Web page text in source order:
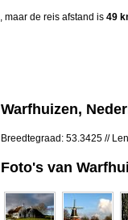
, maar de reis afstand is 49
Warfhuizen,
Breedtegraad: 53.3425 //
Foto's van